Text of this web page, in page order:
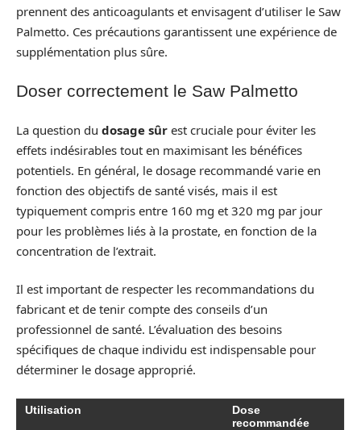
prennent des anticoagulants et envisagent d’utiliser le Saw
Palmetto. Ces précautions garantissent une expérience de
supplémentation plus sûre.
Doser correctement le Saw Palmetto
La question du dosage sûr est cruciale pour éviter les
effets indésirables tout en maximisant les bénéfices
potentiels. En général, le dosage recommandé varie en
fonction des objectifs de santé visés, mais il est
typiquement compris entre 160 mg et 320 mg par jour
pour les problèmes liés à la prostate, en fonction de la
concentration de l’extrait.
Il est important de respecter les recommandations du
fabricant et de tenir compte des conseils d’un
professionnel de santé. L’évaluation des besoins
spécifiques de chaque individu est indispensable pour
déterminer le dosage approprié.
Utilisation
Dose
recommandée